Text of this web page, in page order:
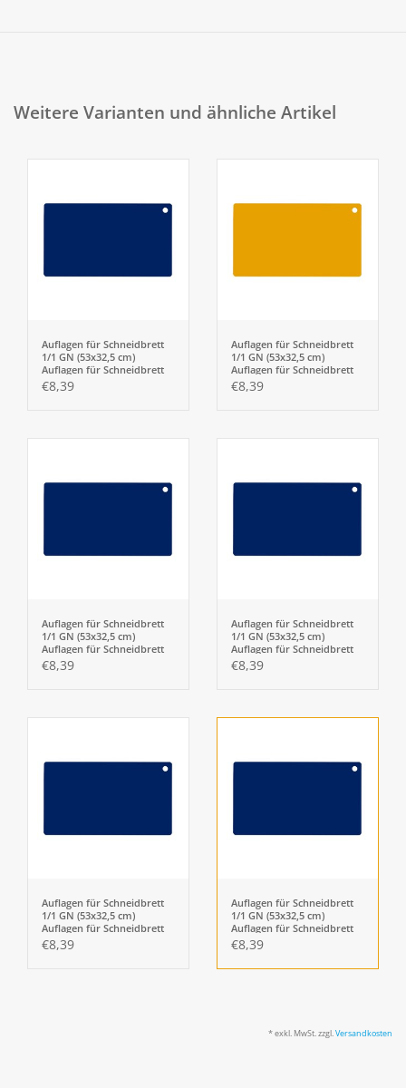
Weitere Varianten und ähnliche Artikel
Auflagen für Schneidbrett
1/1 GN (53x32,5 cm)
Auflagen für Schneidbrett
„GOURMET BOARD“ 1/1 GN
(53x32,5cm)
€8,39
Auflagen für Schneidbrett
1/1 GN (53x32,5 cm)
Auflagen für Schneidbrett
„GOURMET BOARD“ 1/1 GN
(53x32,5cm)
€8,39
Auflagen für Schneidbrett
1/1 GN (53x32,5 cm)
Auflagen für Schneidbrett
„GOURMET BOARD“ 1/1 GN
(53x32,5cm)
€8,39
Auflagen für Schneidbrett
1/1 GN (53x32,5 cm)
Auflagen für Schneidbrett
„GOURMET BOARD“ 1/1 GN
(53x32,5cm)
€8,39
Auflagen für Schneidbrett
1/1 GN (53x32,5 cm)
Auflagen für Schneidbrett
„GOURMET BOARD“ 1/1 GN
(53x32,5cm)
€8,39
Auflagen für Schneidbrett
1/1 GN (53x32,5 cm)
Auflagen für Schneidbrett
„GOURMET BOARD“ 1/1 GN
(53x32,5cm)
€8,39
* exkl. MwSt. zzgl.Versandkosten